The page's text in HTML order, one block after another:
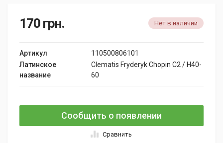
170 грн. Нет в наличии
Артикул
110500806101
Латинское
название
Clematis Fryderyk Chopin C2 / H40-
60
Сообщить о появлении
Сравнить